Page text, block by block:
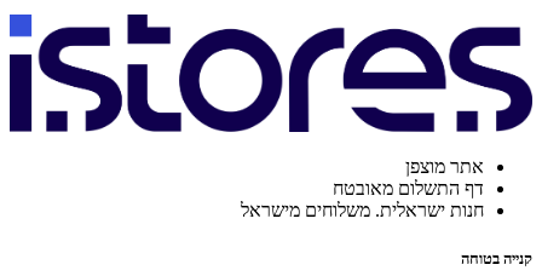
אתר מוצפן
דף התשלום מאובטח
חנות ישראלית. משלוחים מישראל
קנייה בטוחה